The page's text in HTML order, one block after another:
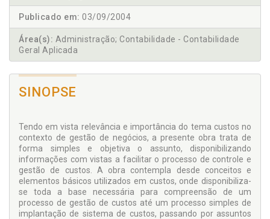
Publicado em: 03/09/2004
Área(s): Administração; Contabilidade - Contabilidade
Geral Aplicada
SINOPSE
Tendo em vista relevância e importância do tema custos no
contexto de gestão de negócios, a presente obra trata de
forma simples e objetiva o assunto, disponibilizando
informações com vistas a facilitar o processo de controle e
gestão de custos. A obra contempla desde conceitos e
elementos básicos utilizados em custos, onde disponibiliza-
se toda a base necessária para compreensão de um
processo de gestão de custos até um processo simples de
implantação de sistema de custos, passando por assuntos